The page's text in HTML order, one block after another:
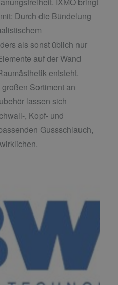
Durch die Bündelung
als sonst üblich nur
auf der Wand
entsteht.
Sortiment an
lassen sich
, Kopf- und
Gussschlauch,